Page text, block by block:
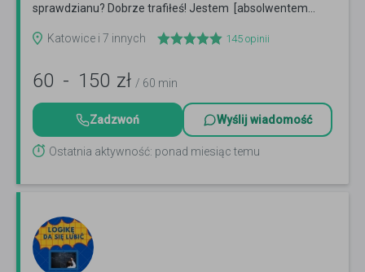
sprawdzianu? Dobrze trafiłeś! Jestem [absolwentem...
Katowice i 7 innych
145 opinii
60 - 150 zł / 60 min
Zadzwoń Wyślij wiadomość
Ostatnia aktywność: ponad miesiąc temu